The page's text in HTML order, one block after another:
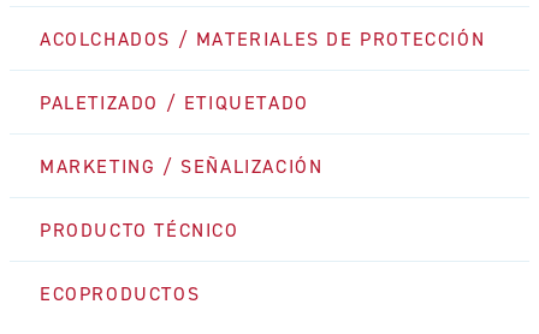
ACOLCHADOS / MATERIALES DE PROTECCIÓN
PALETIZADO / ETIQUETADO
MARKETING / SEÑALIZACIÓN
PRODUCTO TÉCNICO
ECOPRODUCTOS